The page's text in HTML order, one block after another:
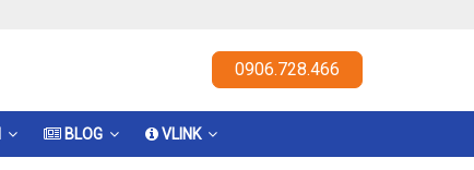
0906.728.466
BLOG VLINK